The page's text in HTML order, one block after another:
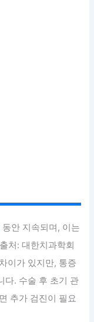
동안 지속되며, 이는
처: 대한치과학회
이가 있지만, 통증
다. 수술 후 초기 관
추가 검진이 필요